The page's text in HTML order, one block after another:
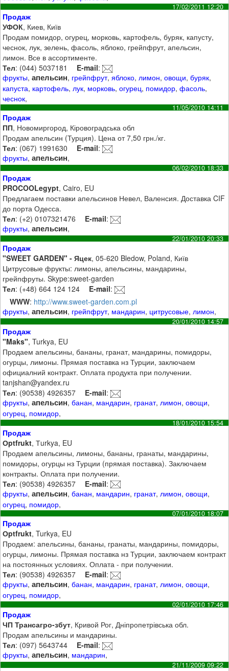
17/02/2011 12:20
Продаж
УФОК, Киев, Київ
Продам помидор, огурец, морковь, картофель, буряк, капусту,
чеснок, лук, зелень, фасоль, яблоко, грейпфрут, апельсин,
лимон. Все в ассортименте.
Тел: (044) 5037181 E-mail:
фрукты,апельсин, грейпфрут,яблоко, лимон,овощи,буряк,
капуста, картофель, лук, морковь,огурец, помидор,фасоль,
чеснок,
11/05/2010 14:11
Продаж
ПП, Новомиргород, Кіровоградська обл
Продам апельсин (Турция). Цена от 7,50 грн./кг.
Тел: (067) 1991630 E-mail:
фрукты,апельсин,
06/02/2010 18:33
Продаж
PROCOOLegypt, Cairo, EU
Предлагаем поставки апельсинов Невел, Валенсия. Доставка CIF
до порта Одесса.
Тел: (+2) 0107321476 E-mail:
фрукты,апельсин,
22/01/2010 20:33
Продаж
"SWEET GARDEN" - Яцек, 05-620 Bledow, Poland, Київ
Цитрусовые фрукты: лимоны, апельсины, мандарины,
грейпфруты. Skype:sweet-garden
Тел: (+48) 664 124 124 E-mail:
WWW: http://www.sweet-garden.com.pl
фрукты,апельсин, грейпфрут, мандарин, цитрусовые,лимон,
20/01/2010 14:57
Продаж
"Maks", Turkya, EU
Продаем апельсины, бананы, гранат, мандарины, помидоры,
огурцы, лимоны. Прямая поставка нз Турции, заключаем
официалний контракт. Оплата продукта при получении.
tanjshan@yandex.ru
Тел: (90538) 4926357 E-mail:
фрукты,апельсин,банан, мандарин, гранат,лимон,овощи,
огурец, помидор,
18/01/2010 15:54
Продаж
Оptfrukt, Тurkya, EU
Продаем апельсины, лимоны, бананы, гранаты, мандарины,
помидоры, огурцы нз Турции (прямая поставка). Заключаем
контракты. Оплата при получении.
Тел: (90538) 4926357 E-mail:
фрукты,апельсин,банан, мандарин, гранат, лимон,овощи,
огурец, помидор,
07/01/2010 18:07
Продаж
Оptfrukt, Turkya, EU
Продаем: апельсины, бананы, гранаты, мандарины, помидоры,
огурцы, лимоны. Прямая поставка нз Турции, заключаем контракт
на постоянных условиях. Оплата - при получении.
Тел: (90538) 4926357 E-mail:
фрукты,апельсин,банан, мандарин, гранат,лимон,овощи,
огурец, помидор,
02/01/2010 17:46
Продаж
ЧП Трансагро-збут, Кривой Рог, Дніпропетрівська обл.
Продам апельсины и мандарины.
Тел: (097) 5643744 E-mail:
фрукты,апельсин, мандарин,
21/11/2009 09:22